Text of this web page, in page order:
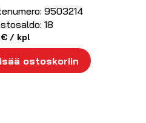
9503214
18
€/ kpl
ostoskoriin